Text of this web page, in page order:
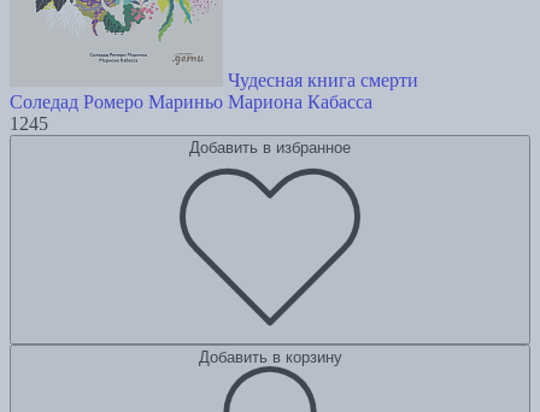
Чудесная книга смерти
Соледад Ромеро Мариньо Мариона Кабасса
1245
Добавить в избранное
Добавить в корзину